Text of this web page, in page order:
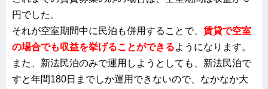
円でした。
それが空室期間中に民泊も併用することで、 賃貸で空室
の場合でも収益を挙げることができるようになります。
また、新法民泊のみで運用しようとしても、新法民泊で
すと年間180日までしか運用できないので、なかなか大